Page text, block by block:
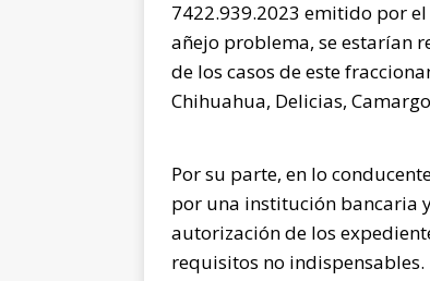
7422.939.2023 emitido por
añejo problema, se estarían
de los casos de este
Chihuahua, Delicias,
Por su parte, en lo
por una institución bancaria
autorización de los
requisitos no indispensables.